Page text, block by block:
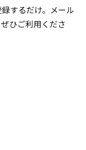
するだけ。メール
ひご利用くださ